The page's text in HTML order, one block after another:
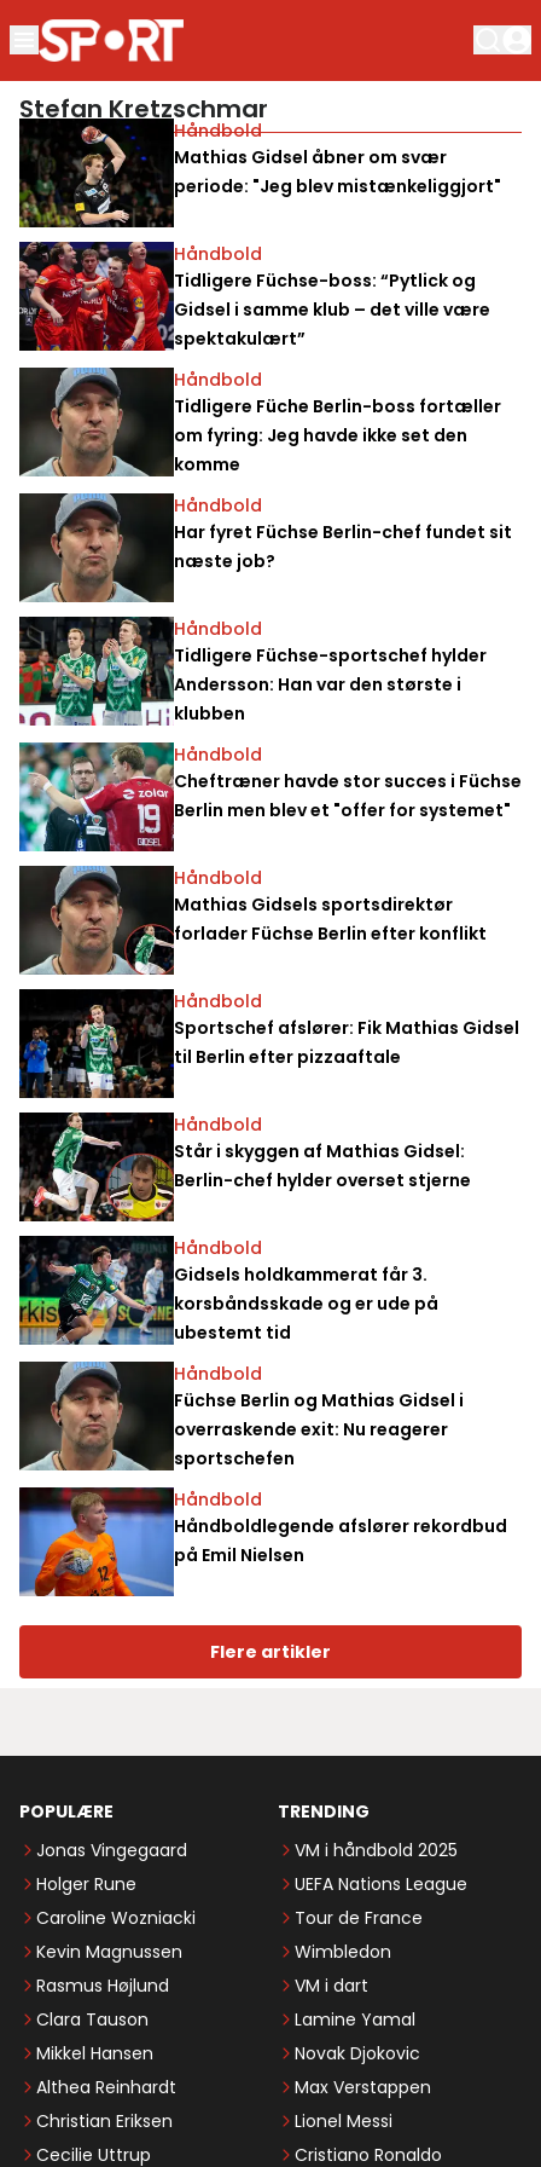
Stefan Kretzschmar
Håndbold
Mathias Gidsel åbner om svær
periode: "Jeg blev mistænkeliggjort"
Håndbold
Tidligere Füchse-boss: “Pytlick og
Gidsel i samme klub – det ville være
spektakulært”
Håndbold
Tidligere Füche Berlin-boss fortæller
om fyring: Jeg havde ikke set den
komme
Håndbold
Har fyret Füchse Berlin-chef fundet sit
næste job?
Håndbold
Tidligere Füchse-sportschef hylder
Andersson: Han var den største i
klubben
Håndbold
Cheftræner havde stor succes i Füchse
Berlin men blev et "offer for systemet"
Håndbold
Mathias Gidsels sportsdirektør
forlader Füchse Berlin efter konflikt
Håndbold
Sportschef afslører: Fik Mathias Gidsel
til Berlin efter pizzaaftale
Håndbold
Står i skyggen af Mathias Gidsel:
Berlin-chef hylder overset stjerne
Håndbold
Gidsels holdkammerat får 3.
korsbåndsskade og er ude på
ubestemt tid
Håndbold
Füchse Berlin og Mathias Gidsel i
overraskende exit: Nu reagerer
sportschefen
Håndbold
Håndboldlegende afslører rekordbud
på Emil Nielsen
Flere artikler
POPULÆRE
Jonas Vingegaard
Holger Rune
Caroline Wozniacki
Kevin Magnussen
Rasmus Højlund
Clara Tauson
Mikkel Hansen
Althea Reinhardt
Christian Eriksen
Cecilie Uttrup
TRENDING
VM i håndbold 2025
UEFA Nations League
Tour de France
Wimbledon
VM i dart
Lamine Yamal
Novak Djokovic
Max Verstappen
Lionel Messi
Cristiano Ronaldo